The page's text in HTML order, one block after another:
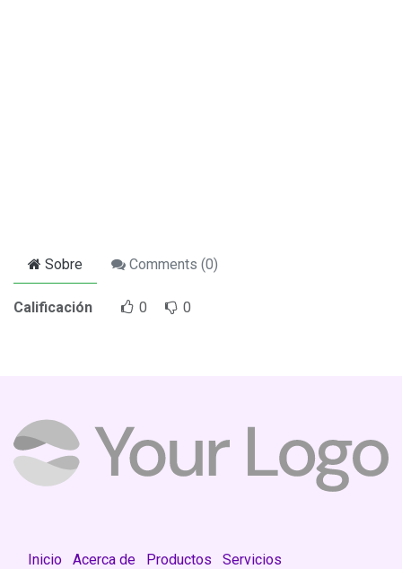
Sobre Comments (0)
Calificación 0 0
Inicio Acerca de Productos Servicios